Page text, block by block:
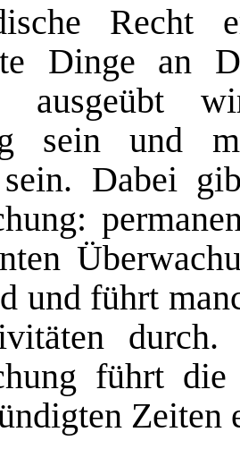
Recht
Dinge an
ausgeübt
sein und
Dabei
und führt
durch.
führt